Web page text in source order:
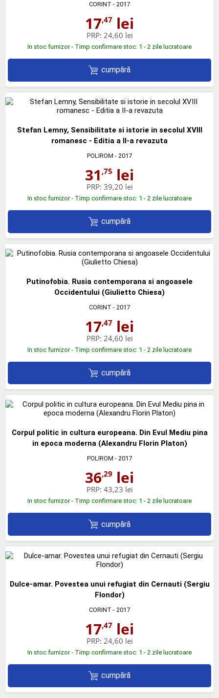
CORINT - 2017
17,47 lei
PRP: 24,60 lei
In stoc furnizor - Timp confirmare stoc: 1 - 2 zile lucratoare
cumpără
Stefan Lemny, Sensibilitate si istorie in secolul XVIII
romanesc - Editia a II-a revazuta
POLIROM - 2017
31 ,75 lei
PRP: 39,20 lei
In stoc furnizor - Timp confirmare stoc: 1 - 2 zile lucratoare
cumpără
Putinofobia. Rusia contemporana si angoasele
Occidentului (Giulietto Chiesa)
CORINT - 2017
17,47 lei
PRP: 24,60 lei
In stoc furnizor - Timp confirmare stoc: 1 - 2 zile lucratoare
cumpără
Corpul politic in cultura europeana. Din Evul Mediu pina
in epoca moderna (Alexandru Florin Platon)
POLIROM - 2017
36,29 lei
PRP: 43,23 lei
In stoc furnizor - Timp confirmare stoc: 1 - 2 zile lucratoare
cumpără
Dulce-amar. Povestea unui refugiat din Cernauti (Sergiu
Flondor)
CORINT - 2017
17,47 lei
PRP: 24,60 lei
In stoc furnizor - Timp confirmare stoc: 1 - 2 zile lucratoare
cumpără